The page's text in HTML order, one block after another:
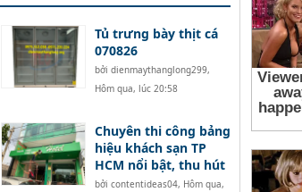
Tủ trưng bày thịt cá
070826
bởi dienmaythanglong299,
Hôm qua, lúc 20:58
Chuyên thi công bảng
hiệu khách sạn TP
HCM nổi bật, thu hút
bởi contentideas04, Hôm qua,